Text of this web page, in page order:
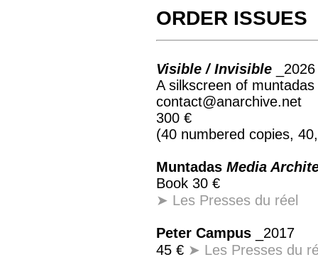
ORDER ISSUES
Visible / Invisible
_2026
A silkscreen of
contact@anarchive.net
300 €
(40 numbered copies,
Muntadas Media
Book 30 €
➤ Les Presses du réel
Peter Campus
_2017
45 € ➤ Les Presses du